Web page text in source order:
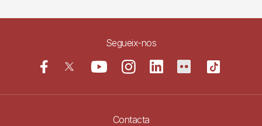
Segueix-nos
Contacta